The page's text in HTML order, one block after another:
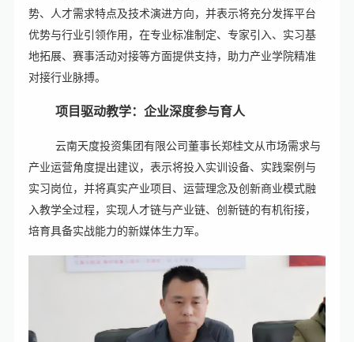
势、人才需求特点及技术演进方向，并表示将充分发挥平台
优势与行业引领作用，在专业标准制定、专家引入、实习基
地拓展、赛事活动对接等方面提供支持，助力产业学院精准
对接行业脉搏。
项目驱动教学：企业深度参与育人‌
云南天度投资集团有限公司董事长郑桂文从市场需求与
产业运营角度提出建议，表示将投入实训设备、实践案例与
实习岗位，并将真实产业项目、运营理念及创新商业模式融
入教学全过程，实现人才链与产业链、创新链的有机衔接，
培育具备实战能力的新媒体生力军。